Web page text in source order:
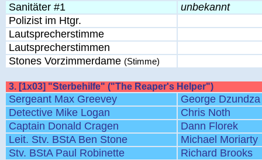
Sanitäter #1
unbekannt
Polizist im Htgr.
Lautsprecherstimme
Lautsprecherstimmen
Stones Vorzimmerdame (Stimme)
3. [1x03] "Sterbehilfe" ("The Reaper's Helper")
Sergeant Max Greevey
George Dzundza
Detective Mike Logan
Chris Noth
Captain Donald Cragen
Dann Florek
Leit. Stv. BStA Ben Stone
Michael Moriarty
Stv. BStA Paul Robinette
Richard Brooks